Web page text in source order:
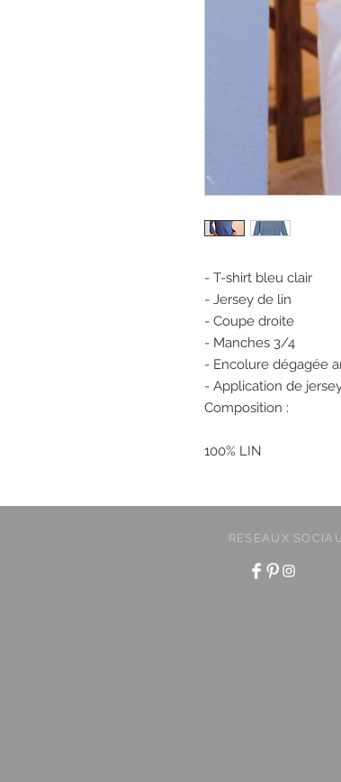
- T-shirt bleu clair
- Jersey de lin
- Coupe droite
- Manches 3/4
- Encolure dégagée
- Application de
Composition :
100% LIN
RESEAUX